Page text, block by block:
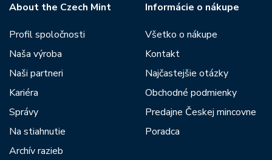
About the Czech Mint
Profil spoločnosti
Naša výroba
Naši partneri
Kariéra
Správy
Na stiahnutie
Archív razieb
Informácie o nákupe
Všetko o nákupe
Kontakt
Najčastejšie otázky
Obchodné podmienky
Predajne Českej mincovne
Poradca